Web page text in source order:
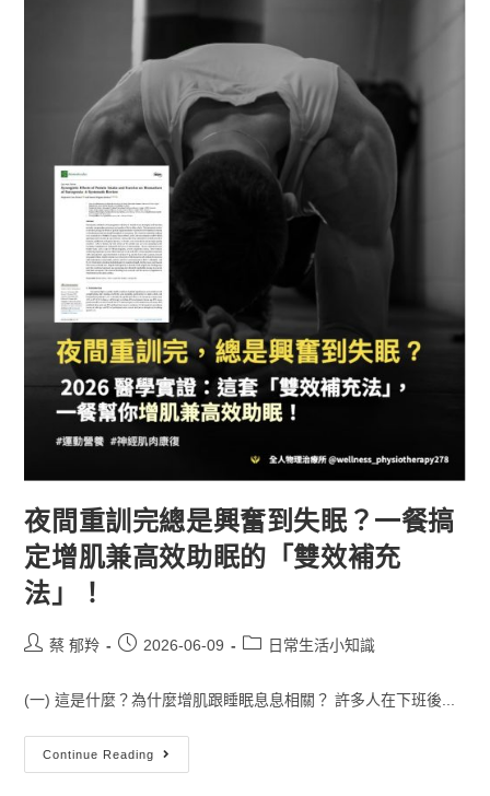
夜間重訓完總是興奮到失眠？一餐搞
定增肌兼高效助眠的「雙效補充
法」！
蔡 郁羚 2026-06-09 日常生活小知識
(一) 這是什麼？為什麼增肌跟睡眠息息相關？ 許多人在下班後...
Continue Reading